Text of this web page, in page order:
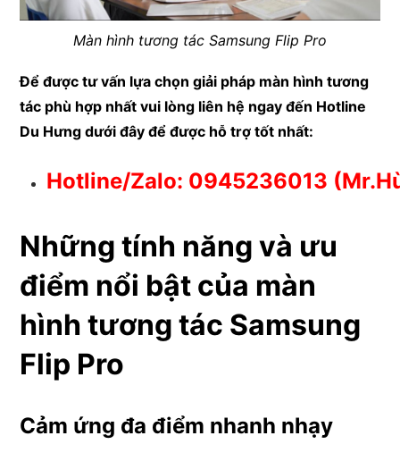
Màn hình tương tác Samsung Flip Pro
Để được tư vấn lựa chọn giải pháp màn hình tương
tác phù hợp nhất vui lòng liên hệ ngay đến Hotline
Du Hưng dưới đây để được hỗ trợ tốt nhất:
Hotline/Zalo: 0945236013
Những tính năng và ưu
điểm nổi bật của màn
hình tương tác Samsung
Flip Pro
Cảm ứng đa điểm nhanh nhạy